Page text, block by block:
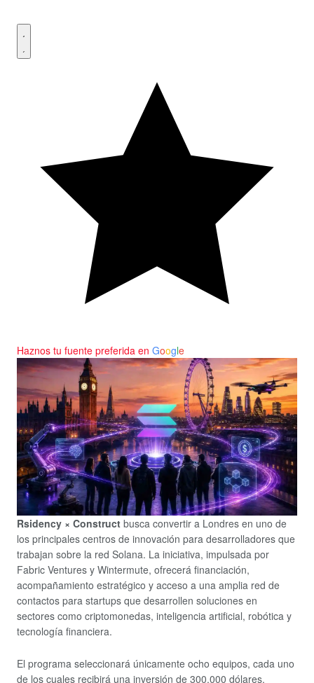
Haznos tu fuente preferida en Google
Rsidency × Construct busca convertir a Londres en uno de
los principales centros de innovación para desarrolladores que
trabajan sobre la red Solana. La iniciativa, impulsada por
Fabric Ventures y Wintermute, ofrecerá financiación,
acompañamiento estratégico y acceso a una amplia red de
contactos para startups que desarrollen soluciones en
sectores como criptomonedas, inteligencia artificial, robótica y
tecnología financiera.
El programa seleccionará únicamente ocho equipos, cada uno
de los cuales recibirá una inversión de 300.000 dólares,